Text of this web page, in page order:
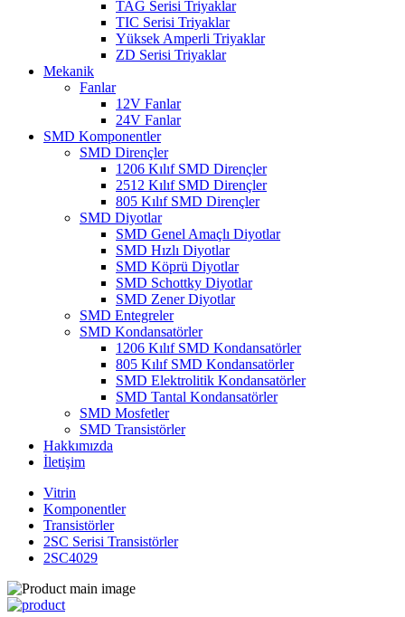
TAG Serisi Triyaklar
TIC Serisi Triyaklar
Yüksek Amperli Triyaklar
ZD Serisi Triyaklar
Mekanik
Fanlar
12V Fanlar
24V Fanlar
SMD Komponentler
SMD Dirençler
1206 Kılıf SMD Dirençler
2512 Kılıf SMD Dirençler
805 Kılıf SMD Dirençler
SMD Diyotlar
SMD Genel Amaçlı Diyotlar
SMD Hızlı Diyotlar
SMD Köprü Diyotlar
SMD Schottky Diyotlar
SMD Zener Diyotlar
SMD Entegreler
SMD Kondansatörler
1206 Kılıf SMD Kondansatörler
805 Kılıf SMD Kondansatörler
SMD Elektrolitik Kondansatörler
SMD Tantal Kondansatörler
SMD Mosfetler
SMD Transistörler
Hakkımızda
İletişim
Vitrin
Komponentler
Transistörler
2SC Serisi Transistörler
2SC4029